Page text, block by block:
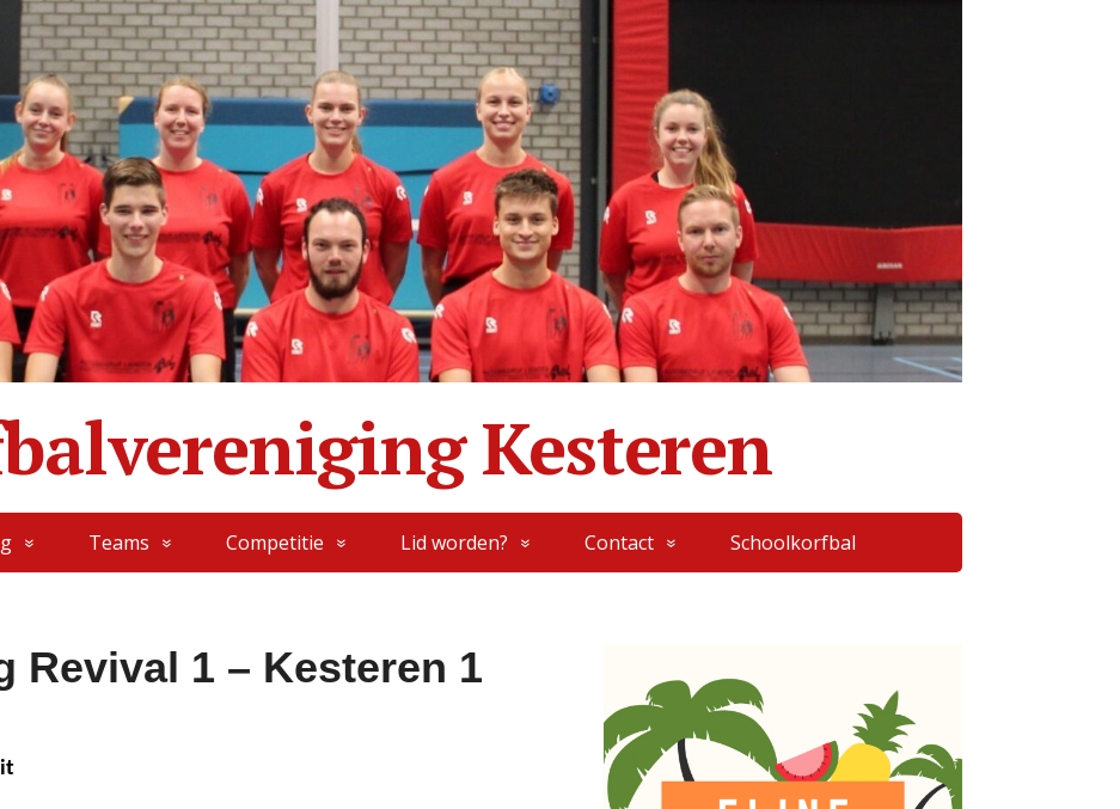
Kesteren
Teams Competitie Lid worden? Contact Schoolkorfbal
Revival 1 – Kesteren 1